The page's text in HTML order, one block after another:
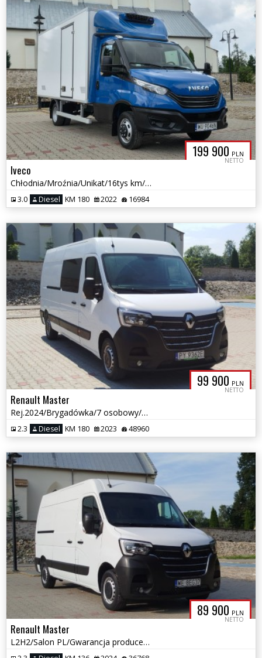
199 900 PLN
NETTO
Iveco
Chłodnia/Mroźnia/Unikat/16tys km/Salon PL/Jak NOWY/Gwarancja
3.0 Diesel KM 180 2022 16984
99 900 PLN
NETTO
Renault Master
Rej.2024/Brygadówka/7 osobowy/Kamera/Salon PL/180 KM/Gwarancja prod
2.3 Diesel KM 180 2023 48960
89 900 PLN
NETTO
Renault Master
L2H2/Salon PL/Gwarancja producenta/Tempomat/Jak NOWY